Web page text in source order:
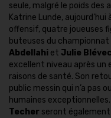
seule, malgré le poids des
Katrine Lunde, aujourd’hui
offensif, quatre joueuses
buteuses du championnat
Abdellahi et Julie Blévec
excellent niveau après
raisons de santé. Son
public messin qui n’a pas
humaines
Techer seront également